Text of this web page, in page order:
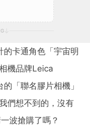
的卡通角色「宇宙明
機品牌Leica
「聯名膠片相機」
們想不到的，沒有
波搶購了嗎？